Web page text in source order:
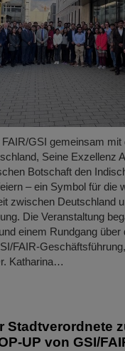
GSI gemeinsam mit
Seine Exzellenz
Botschaft den
– ein Symbol für die
zwischen Deutschland
Die Veranstaltung
einem Rundgang über
FAIR-
Katharina…
Stadtverordnete
UP von GSI/